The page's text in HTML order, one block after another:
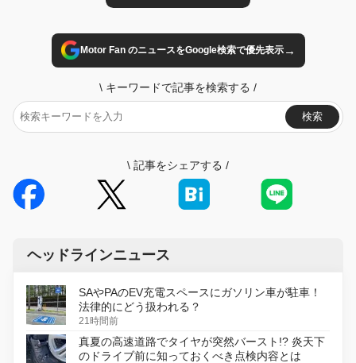
Motor Fan のニュースをGoogle検索で優先表示→
\ キーワードで記事を検索する /
検索
\ 記事をシェアする /
ヘッドラインニュース
SAやPAのEV充電スペースにガソリン車が駐車！
法律的にどう扱われる？
21時間前
真夏の高速道路でタイヤが突然バースト!? 炎天下
のドライブ前に知っておくべき点検内容とは